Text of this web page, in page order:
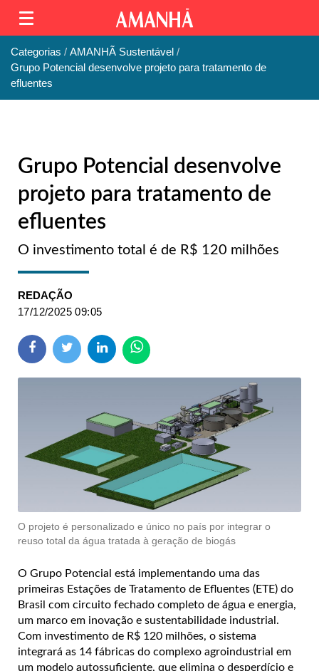
Categorias
AMANHÃ Sustentável
Grupo Potencial desenvolve projeto para tratamento de
efluentes
Grupo Potencial desenvolve
projeto para tratamento de
efluentes
O investimento total é de R$ 120 milhões
REDAÇÃO
17/12/2025 09:05
O projeto é personalizado e único no país por integrar o
reuso total da água tratada à geração de biogás
O Grupo Potencial está implementando uma das
primeiras Estações de Tratamento de Efluentes (ETE) do
Brasil com circuito fechado completo de água e energia,
um marco em inovação e sustentabilidade industrial.
Com investimento de R$ 120 milhões, o sistema
integrará as 14 fábricas do complexo agroindustrial em
um modelo autossuficiente, que elimina o desperdício e